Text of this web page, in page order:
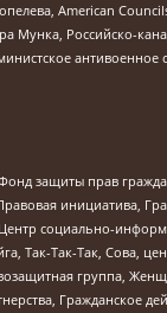
American
Российско-
антивоенное
защиты прав
инициатива,
социально-
Так-Так, Сова,
группа,
Гражданское